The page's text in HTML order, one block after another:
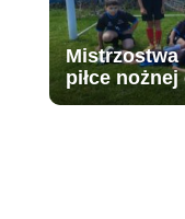
piłce